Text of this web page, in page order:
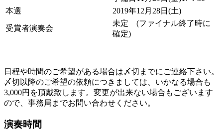
本選
2019年12月28日(土)
受賞者演奏会
未定 (ファイナル終了時に
確定)
日程や時間のご希望がある場合は〆切までにご連絡下さい。
〆切以降のご希望の依頼につきましては、いかなる場合も
3,000円を頂戴致します。変更が出来ない場合もございます
ので、事務局までお問い合わせください。
演奏時間